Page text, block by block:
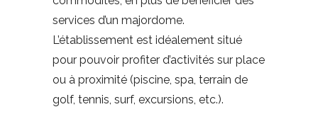
services d’un majordome.
L’établissement est idéalement situé
pour pouvoir profiter d’activités sur place
ou à proximité (piscine, spa, terrain de
golf, tennis, surf, excursions, etc.).